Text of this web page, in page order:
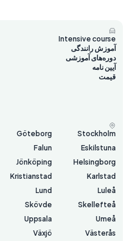
Intensive course
آموزش رانندگی
دوره‌های آموزشی
آیین نامه
قیمت
Stockholm
Göteborg
Eskilstuna
Falun
Helsingborg
Jönköping
Karlstad
Kristianstad
Luleå
Lund
Skellefteå
Skövde
Umeå
Uppsala
Västerås
Växjö